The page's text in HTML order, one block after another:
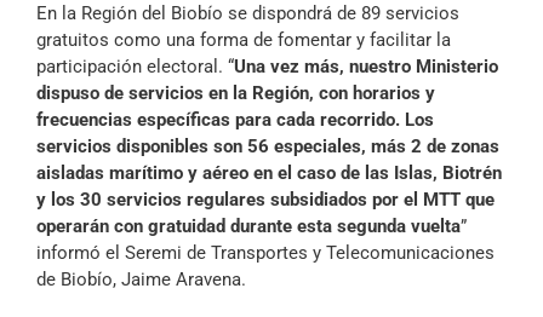
En la Región del Biobío se dispondrá de 89 servicios
gratuitos como una forma de fomentar y facilitar la
participación electoral. “Una vez más, nuestro Ministerio
dispuso de servicios en la Región, con horarios y
frecuencias específicas para cada recorrido. Los
servicios disponibles son 56 especiales, más 2 de zonas
aisladas marítimo y aéreo en el caso de las Islas, Biotrén
y los 30 servicios regulares subsidiados por el MTT que
operarán con gratuidad durante esta segunda vuelta”
informó el Seremi de Transportes y Telecomunicaciones
de Biobío, Jaime Aravena.